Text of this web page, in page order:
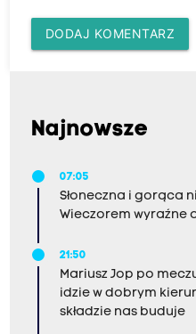
DODAJ KOMENTARZ
Najnowsze
07:05
Słoneczna i gorąca
Wieczorem wyraźne
21:50
Mariusz Jop po meczu
idzie w dobrym
składzie nas buduje